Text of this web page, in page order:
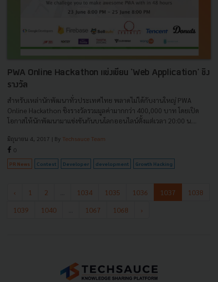
PWA Online Hackathon แข่งเขียน 'Web Application' ชิง
รางวัล
สำหรับเหล่านักพัฒนาทั่วประเทศไทย พลาดไม่ได้กับงานใหญ่ PWA
Online Hackathon ชิงรางวัลรวมมูลค่ามากกว่า 400,000 บาท โดยเปิด
โอกาสให้นักพัฒนามาแข่งขันกันบนโลกออนไลน์ตั้งแต่เวลา 20:00 น....
มิถุนายน 4, 2017 | By Techsauce Team
0
PR News Contest Developer development Growth Hacking
‹ 1 2 1034 1035 1036 1037
1038
1039
1040 1067 1068 ›